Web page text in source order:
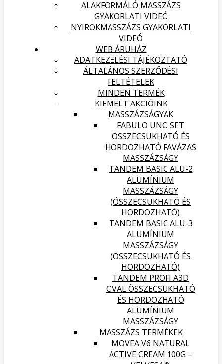
ALAKFORMÁLÓ MASSZÁZS
GYAKORLATI VIDEÓ
NYIROKMASSZÁZS GYAKORLATI
VIDEÓ
WEB ÁRUHÁZ
ADATKEZELÉSI TÁJÉKOZTATÓ
ÁLTALÁNOS SZERZŐDÉSI
FELTÉTELEK
MINDEN TERMÉK
KIEMELT AKCIÓINK
MASSZÁZSÁGYAK
FABULO UNO SET
ÖSSZECSUKHATÓ ÉS
HORDOZHATÓ FAVÁZAS
MASSZÁZSÁGY
TANDEM BASIC ALU-2
ALUMÍNIUM
MASSZÁZSÁGY
(ÖSSZECSUKHATÓ ÉS
HORDOZHATÓ)
TANDEM BASIC ALU-3
ALUMÍNIUM
MASSZÁZSÁGY
(ÖSSZECSUKHATÓ ÉS
HORDOZHATÓ)
TANDEM PROFI A3D
OVAL ÖSSZECSUKHATÓ
ÉS HORDOZHATÓ
ALUMÍNIUM
MASSZÁZSÁGY
MASSZÁZS TERMÉKEK
MOVEA V6 NATURAL
ACTIVE CREAM 100G –